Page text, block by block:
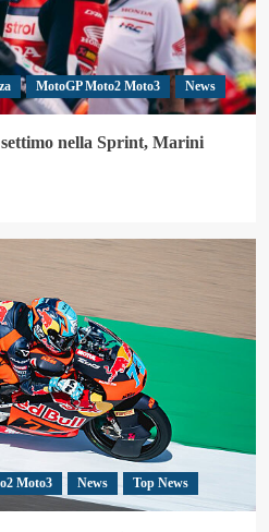
MotoGP Moto2 Moto3 News
nella Sprint, Marini
Moto3 News Top News